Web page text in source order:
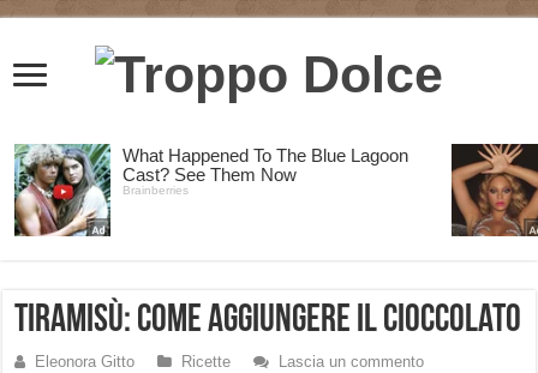
Tiramisù: come aggiungere il cioccolato
Eleonora Gitto Ricette Lascia un commento